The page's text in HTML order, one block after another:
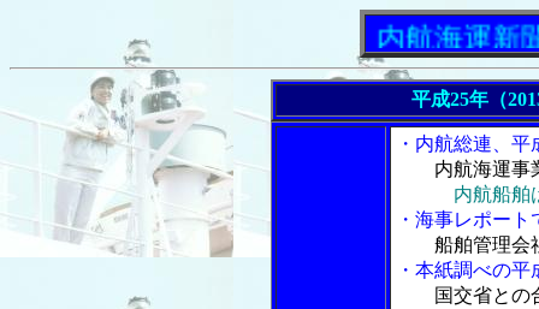
「内航海運新聞」ニ
平成25年（
・内航総連、
内航海運事
内航船舶
・海事レポー
船舶管理会社
・本紙調べの
国交省との